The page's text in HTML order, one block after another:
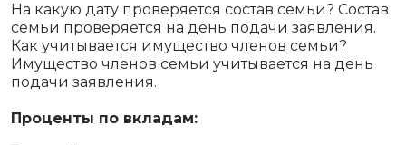
На какую дату проверяется состав семьи? Состав
семьи проверяется на день подачи заявления.
Как учитывается имущество членов семьи?
Имущество членов семьи учитывается на день
подачи заявления.
Проценты по вкладам: